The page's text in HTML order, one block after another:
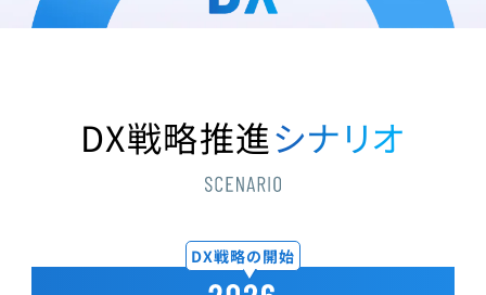
DX戦略推進シナリオ
DX戦略の開始